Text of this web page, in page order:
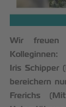
Wir freuen
Kolleginnen:
Iris Schipper
bereichern
Frerichs